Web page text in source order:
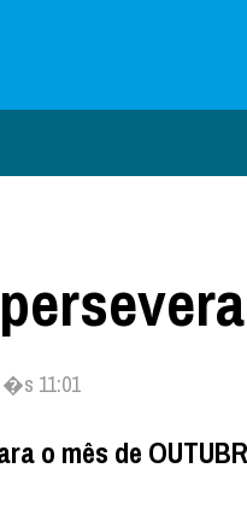
�s 11:01
o mês de